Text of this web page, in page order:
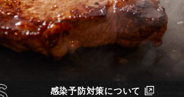
感染予防対策について